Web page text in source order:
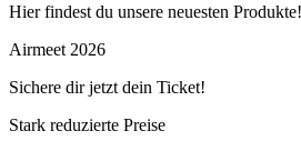
Hier findest du unsere neuesten Produkte!
Airmeet 2026
Sichere dir jetzt dein Ticket!
Stark reduzierte Preise